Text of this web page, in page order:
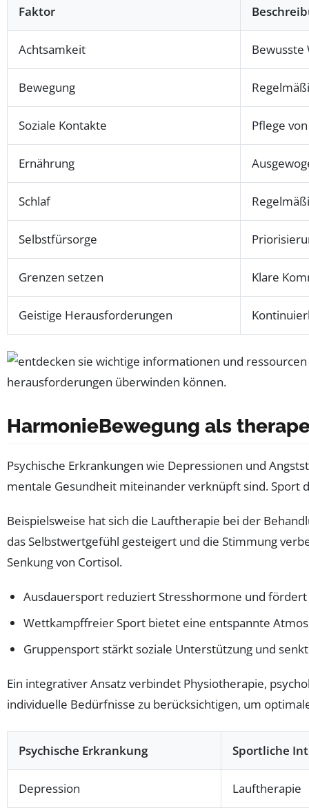
Faktor
Achtsamkeit Bewusste
Bewegung
Soziale Kontakte Pflege
Ernährung
Schlaf
Selbstfürsorge
Grenzen setzen Klare
Geistige Herausforderungen
HarmonieBewegung als
Psychische Erkrankungen wie Depressionen und
mentale Gesundheit miteinander verknüpft sind. Sport
Beispielsweise hat sich die Lauftherapie bei der
das Selbstwertgefühl gesteigert und die Stimmung
Senkung von Cortisol.
Ausdauersport reduziert Stresshormone und
Wettkampffreier Sport bietet eine entspannte
Gruppensport stärkt soziale Unterstützung und
Ein integrativer Ansatz verbindet Physiotherapie,
individuelle Bedürfnisse zu berücksichtigen, um
Psychische Erkrankung Sportliche
Depression Lauftherapie